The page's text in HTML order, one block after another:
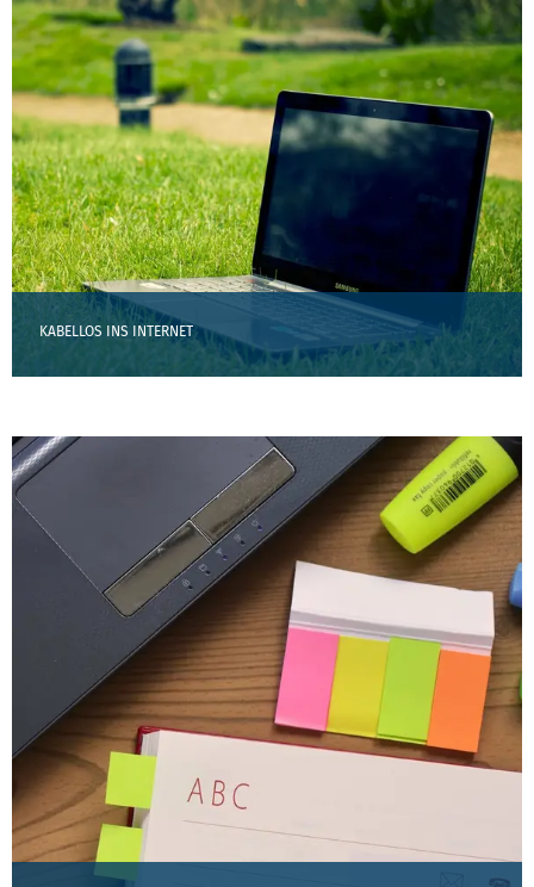
KABELLOS INS INTERNET